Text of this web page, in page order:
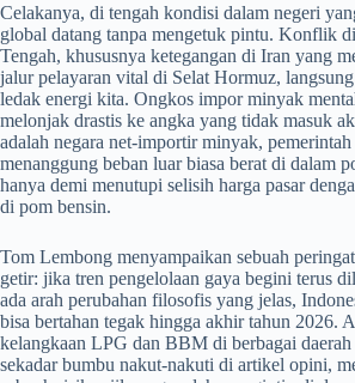
Celakanya, di tengah kondisi dalam negeri
global datang tanpa mengetuk pintu. Konflik
Tengah, khususnya ketegangan di Iran yang
jalur pelayaran vital di Selat Hormuz,
ledak energi kita. Ongkos impor minyak
melonjak drastis ke angka yang tidak masuk
adalah negara net-importir minyak, pemerintah
menanggung beban luar biasa berat di dalam
hanya demi menutupi selisih harga pasar
di pom bensin.
Tom Lembong menyampaikan sebuah
getir: jika tren pengelolaan gaya begini terus
ada arah perubahan filosofis yang jelas,
bisa bertahan tegak hingga akhir tahun 2026.
kelangkaan LPG dan BBM di berbagai
sekadar bumbu nakut-nakuti di artikel opini,